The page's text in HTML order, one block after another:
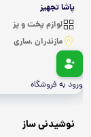
پاشا تجهیز
لوازم پخت و پز
مازندران ,ساری
ورود به فروشگاه
نوشیدنی ساز